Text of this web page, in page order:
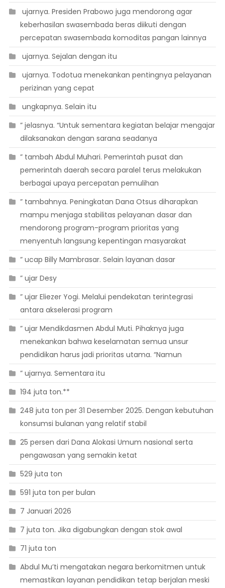
 ujarnya. Presiden Prabowo juga mendorong agar
keberhasilan swasembada beras diikuti dengan
percepatan swasembada komoditas pangan lainnya
 ujarnya. Sejalan dengan itu
 ujarnya. Todotua menekankan pentingnya pelayanan
perizinan yang cepat
 ungkapnya. Selain itu
” jelasnya. “Untuk sementara kegiatan belajar mengajar
dilaksanakan dengan sarana seadanya
” tambah Abdul Muhari. Pemerintah pusat dan
pemerintah daerah secara paralel terus melakukan
berbagai upaya percepatan pemulihan
” tambahnya. Peningkatan Dana Otsus diharapkan
mampu menjaga stabilitas pelayanan dasar dan
mendorong program-program prioritas yang
menyentuh langsung kepentingan masyarakat
” ucap Billy Mambrasar. Selain layanan dasar
” ujar Desy
” ujar Eliezer Yogi. Melalui pendekatan terintegrasi
antara akselerasi program
” ujar Mendikdasmen Abdul Muti. Pihaknya juga
menekankan bahwa keselamatan semua unsur
pendidikan harus jadi prioritas utama. “Namun
” ujarnya. Sementara itu
194 juta ton.**
248 juta ton per 31 Desember 2025. Dengan kebutuhan
konsumsi bulanan yang relatif stabil
25 persen dari Dana Alokasi Umum nasional serta
pengawasan yang semakin ketat
529 juta ton
591 juta ton per bulan
7 Januari 2026
7 juta ton. Jika digabungkan dengan stok awal
71 juta ton
Abdul Mu’ti mengatakan negara berkomitmen untuk
memastikan layanan pendidikan tetap berjalan meski